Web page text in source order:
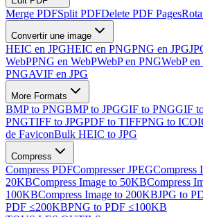
Merge PDFSplit PDFDelete PDF Pages
Convertir une image
HEIC en JPGHEIC en PNGPNG en JPG
WebPPNG en WebPWebP en PNGWebP en
PNGAVIF en JPG
More Formats
BMP to PNGBMP to JPGGIF to PNGGIF
PNGTIFF to JPGPDF to TIFFPNG to ICO
de FaviconBulk HEIC to JPG
Compress
Compress PDFCompresser JPEGCompress
20KBCompress Image to 50KBCompress
100KBCompress Image to 200KBJPG to
PDF ≤200KBPNG to PDF ≤100KB